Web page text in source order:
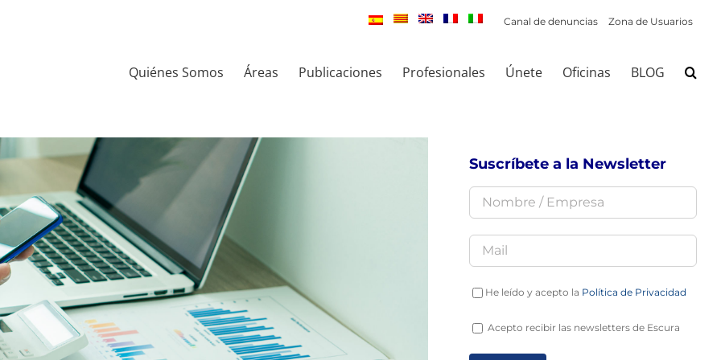
Canal de denuncias Zona de Usuarios
Quiénes Somos Áreas Publicaciones Profesionales Únete Oficinas BLOG
Suscríbete a la Newsletter
He leído y acepto la Política de Privacidad
Acepto recibir las newsletters de Escura